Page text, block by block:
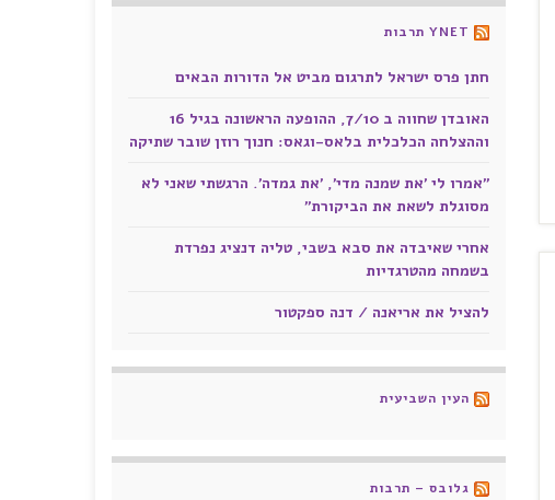
YNET תרבות
חתן פרס ישראל לתרגום מביט אל הדורות הבאים
האובדן שחווה ב 7/10, ההופעה הראשונה בגיל 16
וההצלחה הכלכלית בלאס-וגאס: חנוך רוזן שובר שתיקה
"אמרו לי 'את שמנה מדי', 'את גמדה'. הרגשתי שאני לא
מסוגלת לשאת את הביקורת"
אחרי שאיבדה את סבא בשבי, טליה דנציג נפרדת
בשמחה מהטרגדיות
להציל את אריאנה / דנה ספקטור
העין השביעית
גלובס – תרבות